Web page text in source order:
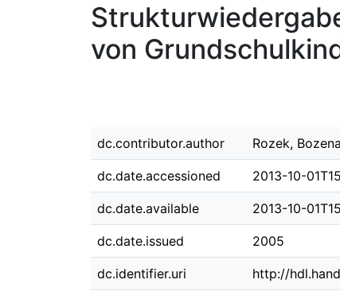
von
dc.contributor.author Rozek, Bozena
dc.date.accessioned 2013-10-
dc.date.available 2013-10-
dc.date.issued 2005
dc.identifier.uri http://